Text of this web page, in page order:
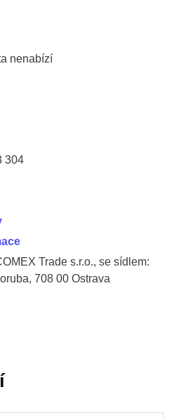
nenabízí
304
Trade s.r.o., se sídlem:
708 00 Ostrava